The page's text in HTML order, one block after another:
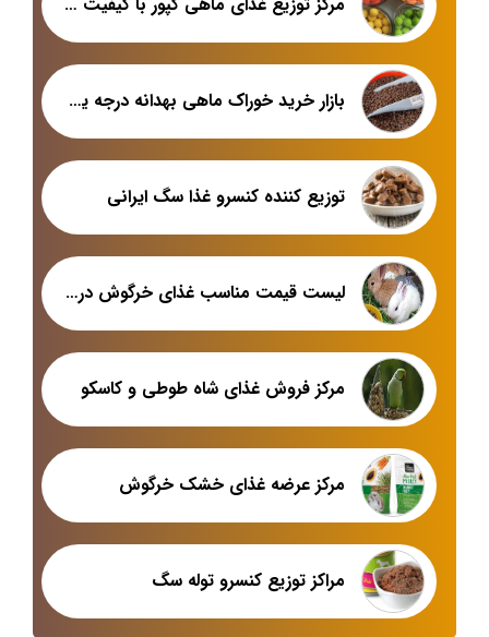
بازار خرید خوراک ماهی بهدانه درجه یک و صادراتی
توزیع کننده کنسرو غذا سگ ایرانی
لیست قیمت مناسب غذای خرگوش در اصفهان
مرکز فروش غذای شاه طوطی و کاسکو
مرکز عرضه غذای خشک خرگوش
مراکز توزیع کنسرو توله سگ